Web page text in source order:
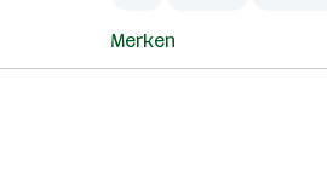
Merken